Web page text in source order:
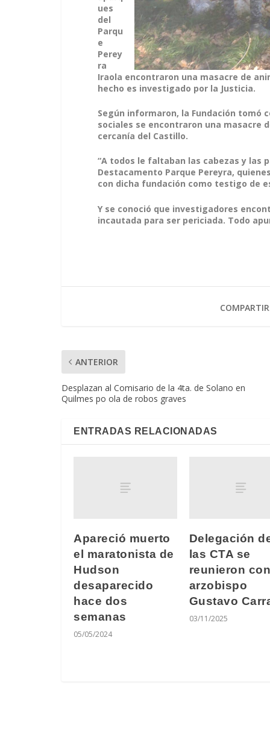
ues
del
Parqu
e
Perey
ra
Iraola encontraron una masacre de
hecho es investigado por la Justicia.
Según informaron, la Fundación tomó
sociales se encontraron una masacre
cercanía del Castillo.
“A todos le faltaban las cabezas y las
Destacamento Parque Pereyra,
con dicha fundación como testigo de
Y se conoció que investigadores
incautada para ser periciada. Todo
ANTERIOR
Desplazan al Comisario de la 4ta. de Solano en
Quilmes po ola de robos graves
ENTRADAS RELACIONADAS
Apareció muerto
el maratonista de
Hudson
desaparecido
hace dos
semanas
05/05/2024
Delegación
las CTA se
reunieron
arzobispo
Gustavo
03/11/2025